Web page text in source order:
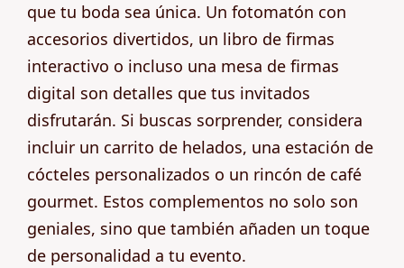
que tu boda sea única. Un fotomatón con
accesorios divertidos, un libro de firmas
interactivo o incluso una mesa de firmas
digital son detalles que tus invitados
disfrutarán. Si buscas sorprender, considera
incluir un carrito de helados, una estación de
cócteles personalizados o un rincón de café
gourmet. Estos complementos no solo son
geniales, sino que también añaden un toque
de personalidad a tu evento.